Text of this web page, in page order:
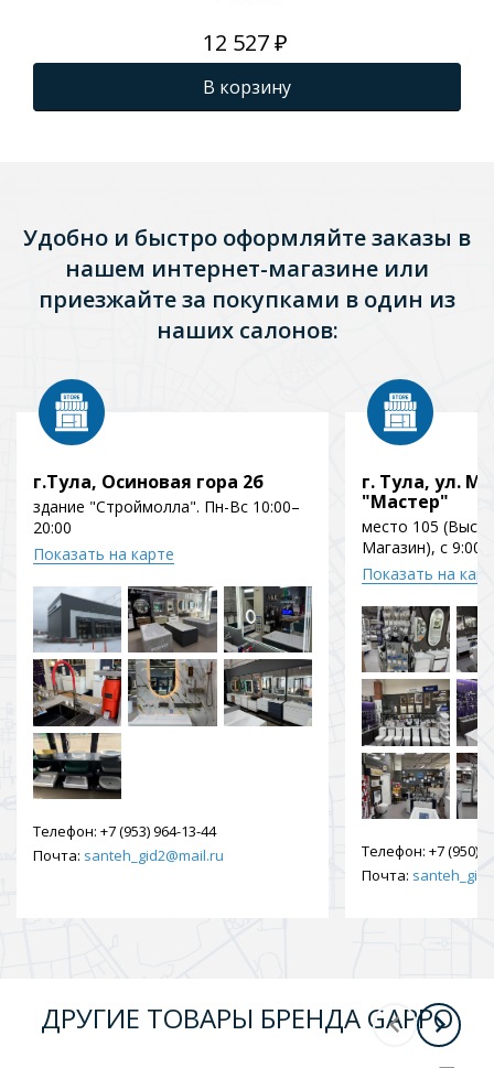
12 527 ₽
В корзину
Удобно и быстро оформляйте заказы в
нашем интернет-магазине или
приезжайте за покупками в один из
наших салонов:
г.Тула, Осиновая гора 2б
здание "Строймолла". Пн-Вс 10:00–
20:00
Показать на карте
Телефон: +7 (953) 964-13-44
Почта: santeh_gid2@mail.ru
г. Тула, ул.
"Мастер"
место 105
Магазин), с 9:00
Показать на
Телефон: +7 (950)
Почта:
ДРУГИЕ ТОВАРЫ БРЕНДА GAPPO